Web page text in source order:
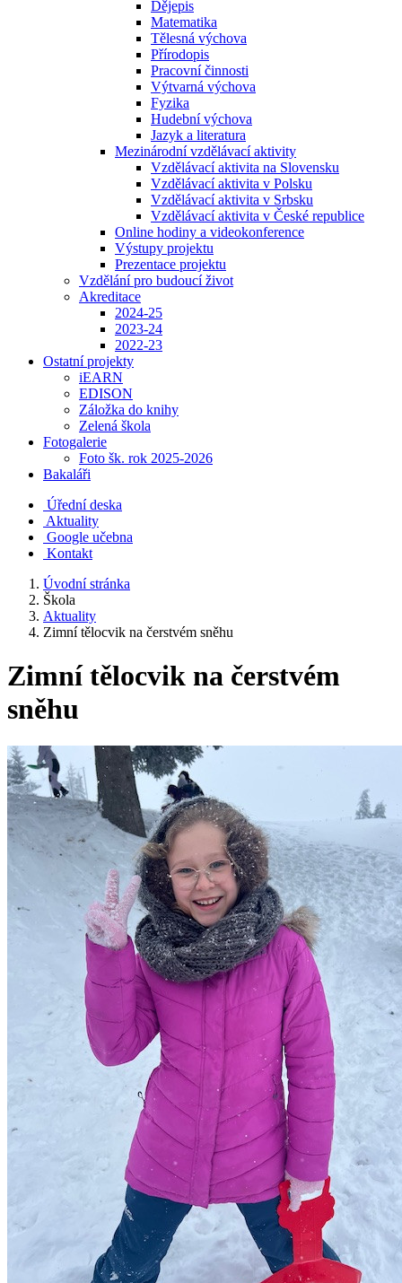
Dějepis
Matematika
Tělesná výchova
Přírodopis
Pracovní činnosti
Výtvarná výchova
Fyzika
Hudební výchova
Jazyk a literatura
Mezinárodní vzdělávací aktivity
Vzdělávací aktivita na Slovensku
Vzdělávací aktivita v Polsku
Vzdělávací aktivita v Srbsku
Vzdělávací aktivita v České republice
Online hodiny a videokonference
Výstupy projektu
Prezentace projektu
Vzdělání pro budoucí život
Akreditace
2024-25
2023-24
2022-23
Ostatní projekty
iEARN
EDISON
Záložka do knihy
Zelená škola
Fotogalerie
Foto šk. rok 2025-2026
Bakaláři
Úřední deska
Aktuality
Google učebna
Kontakt
Úvodní stránka
Škola
Aktuality
Zimní tělocvik na čerstvém sněhu
Zimní tělocvik na čerstvém
sněhu